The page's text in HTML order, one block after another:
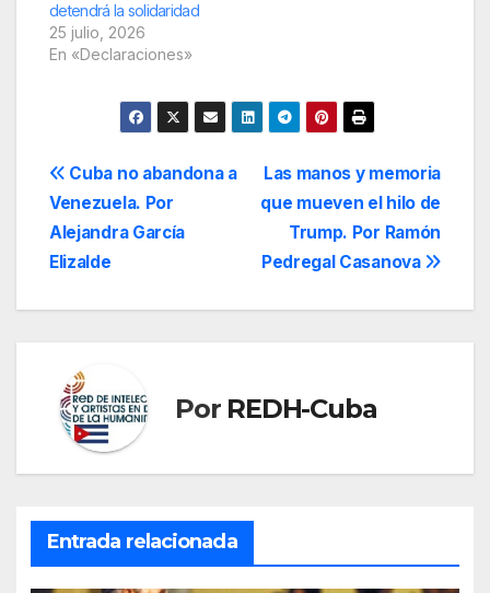
detendrá la solidaridad
25 julio, 2026
En «Declaraciones»
Navegación
de
entradas
Las manos y memoria
que mueven el hilo de
Trump. Por Ramón
Pedregal Casanova
Cuba no abandona a
Venezuela. Por
Alejandra García
Elizalde
Por REDH-Cuba
Entrada relacionada